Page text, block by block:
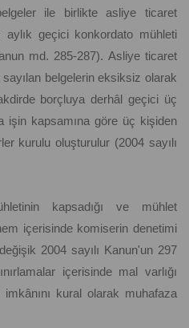
ile birlikte asliye ticaret
geçici konkordato mühleti
md. 285-287). Asliye ticaret
belgelerin eksiksiz olarak
borçluya derhâl geçici üç
işin kapsamına göre üç kişiden
kurulu oluşturulur (2004 sayılı
kapsadığı ve mühlet
içerisinde komiserin denetimi
2004 sayılı Kanun'un 297
içerisinde mal varlığı
kural olarak muhafaza